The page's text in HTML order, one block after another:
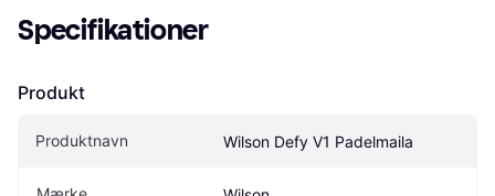
Specifikationer
Produkt
Produktnavn Wilson Defy V1 Padelmaila